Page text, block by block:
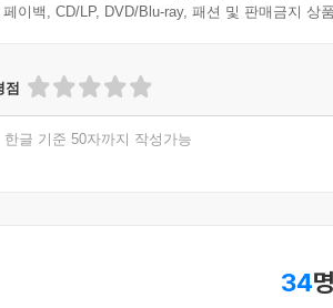
이백, CD/LP, DVD/Blu-ray, 패션 및 판매금지 상
점
한글 기준 50자까지 작성가능
34